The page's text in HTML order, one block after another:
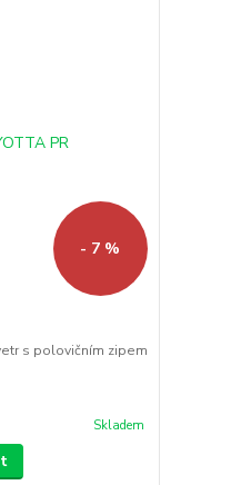
- 7 %
s polovičním zipem
Skladem